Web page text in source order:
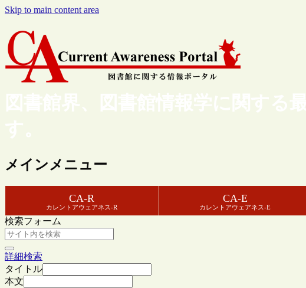
Skip to main content area
図書館界、図書館情報学に関する
す。
メインメニュー
CA-R
カレントアウェアネス-R
CA-E
カレントアウェアネス-E
検索フォーム
詳細検索
タイトル
本文